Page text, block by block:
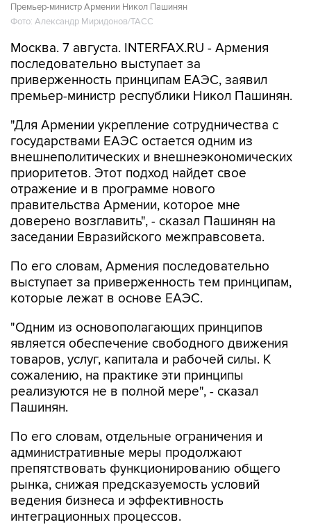
Премьер-министр Армении Никол Пашинян
Фото: Александр Миридонов/ТАСС
Москва. 7 августа. INTERFAX.RU - Армения
последовательно выступает за
приверженность принципам ЕАЭС, заявил
премьер-министр республики Никол Пашинян.
"Для Армении укрепление сотрудничества с
государствами ЕАЭС остается одним из
внешнеполитических и внешнеэкономических
приоритетов. Этот подход найдет свое
отражение и в программе нового
правительства Армении, которое мне
доверено возглавить", - сказал Пашинян на
заседании Евразийского межправсовета.
По его словам, Армения последовательно
выступает за приверженность тем принципам,
которые лежат в основе ЕАЭС.
"Одним из основополагающих принципов
является обеспечение свободного движения
товаров, услуг, капитала и рабочей силы. К
сожалению, на практике эти принципы
реализуются не в полной мере", - сказал
Пашинян.
По его словам, отдельные ограничения и
административные меры продолжают
препятствовать функционированию общего
рынка, снижая предсказуемость условий
ведения бизнеса и эффективность
интеграционных процессов.